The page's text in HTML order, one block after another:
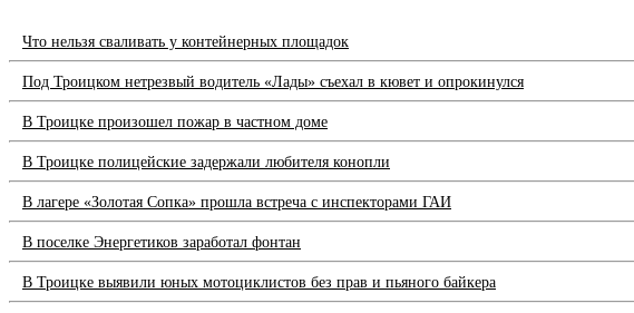
Что нельзя сваливать у контейнерных площадок
Под Троицком нетрезвый водитель «Лады» съехал в кювет и опрокинулся
В Троицке произошел пожар в частном доме
В Троицке полицейские задержали любителя конопли
В лагере «Золотая Сопка» прошла встреча с инспекторами ГАИ
В поселке Энергетиков заработал фонтан
В Троицке выявили юных мотоциклистов без прав и пьяного байкера